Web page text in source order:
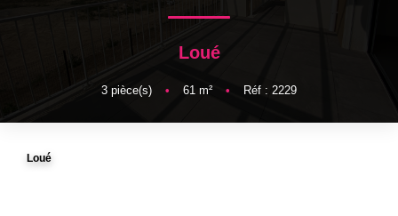
Transaction
Loué
3 pièce(s) • 61 m² • Réf : 2229
Loué